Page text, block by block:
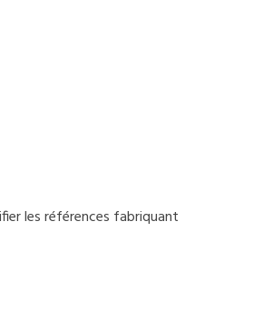
les références fabriquant